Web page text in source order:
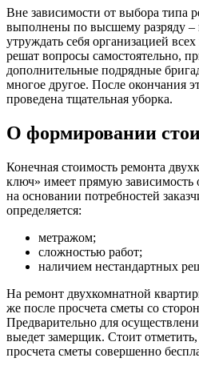
Вне зависимости от выбора типа
выполнены по высшему разряду –
утруждать себя организацией
решат вопросы самостоятельно,
дополнительные подрядные
многое другое. После окончания
проведена тщательная уборка.
О формировании
Конечная стоимость ремонта
ключ» имеет прямую зависимость
на основании потребностей
определяется:
метражом;
сложностью работ;
наличием нестандартных
На ремонт двухкомнатной
же после просчета сметы со
Предварительно для
выедет замерщик. Стоит
просчета сметы совершенно